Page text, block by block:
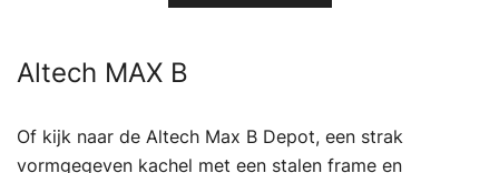
Altech MAX B
Of kijk naar de Altech Max B Depot, een strak
vormgegeven kachel met een stalen frame en